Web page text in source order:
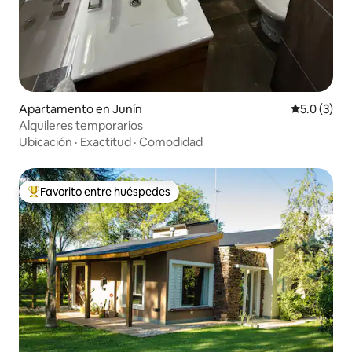
Apartamento en Junín
5.0 (3)
Alquileres temporarios
Ubicación · Exactitud · Comodidad
Favorito entre huéspedes preferido
Favorito entre huéspedes